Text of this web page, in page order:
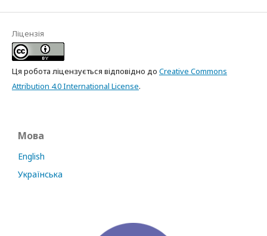
Ліцензія
Ця робота ліцензується відповідно до Creative Commons
Attribution 4.0 International License.
Мова
English
Українська